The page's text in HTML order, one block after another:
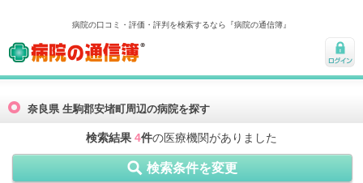
病院の口コミ・評価・評判を検索するなら『病院の通信簿』
病院の通信簿
ログ
奈良県 生駒郡安堵町周辺の病院を探す
検索結果 4件の医療機関がありました
検索条件を変更